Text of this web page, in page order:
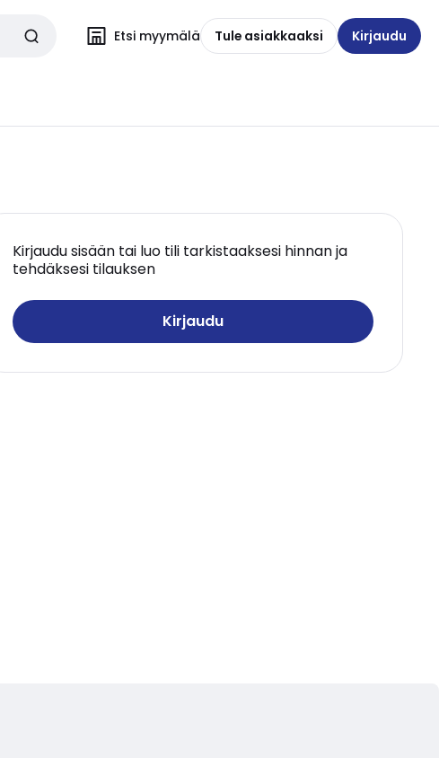
Etsi myymälä Tule asiakkaaksi Kirjaudu
Kirjaudu sisään tai luo tili tarkistaaksesi hinnan ja
tehdäksesi tilauksen
Kirjaudu